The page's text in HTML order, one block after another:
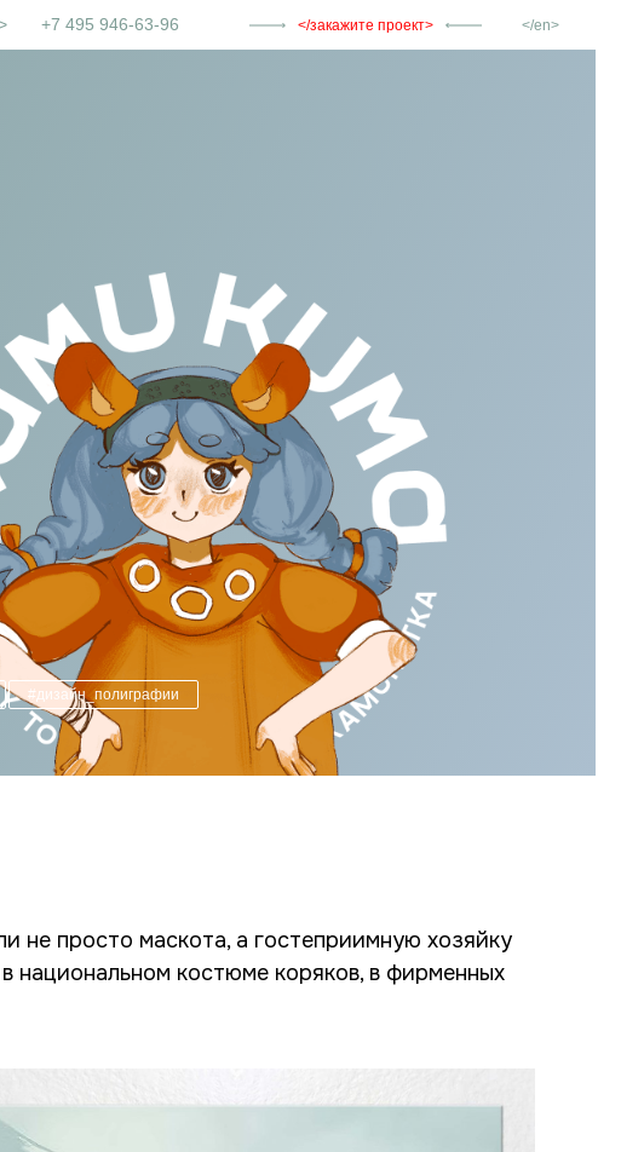
+7 495 946-63-96 закажите проект en
#дизайн_полиграфии
не просто маскота, а гостеприимную хозяйку
костюме коряков, в фирменных